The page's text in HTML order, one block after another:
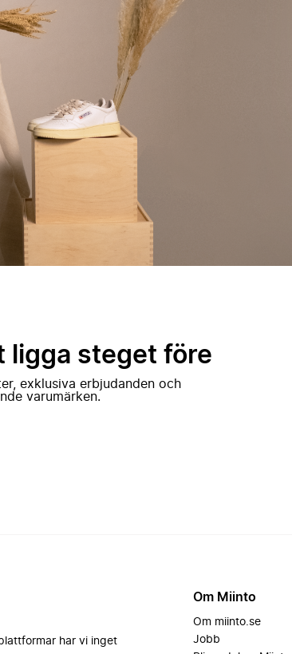
ligga steget före
exklusiva erbjudanden och
varumärken.
har vi inget
Om Miinto
Om miinto.se
Jobb